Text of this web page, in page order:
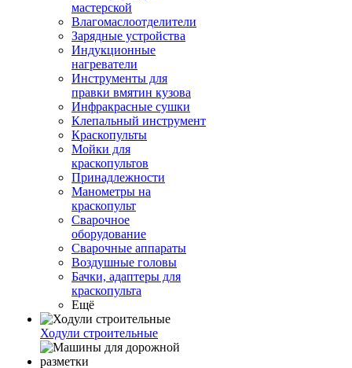
мастерской
Влагомаслоотделители
Зарядные устройства
Индукционные
нагреватели
Инструменты для
правки вмятин кузова
Инфракрасные сушки
Клепальный инструмент
Краскопульты
Мойки для
краскопультов
Принадлежности
Манометры на
краскопульт
Сварочное
оборудование
Сварочные аппараты
Воздушные головы
Бачки, адаптеры для
краскопульта
Ещё
Ходули строительные